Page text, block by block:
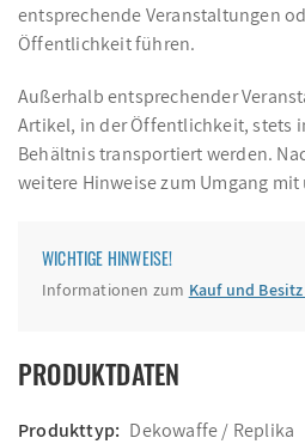
entsprechende Veranstaltungen
Öffentlichkeit führen.
Außerhalb entsprechender
Artikel, in der Öffentlichkeit, stets
Behältnis transportiert werden.
weitere Hinweise zum Umgang
WICHTIGE HINWEISE!
Informationen zum Kauf und
PRODUKTDATEN
Produkttyp: Dekowaffe / Replika